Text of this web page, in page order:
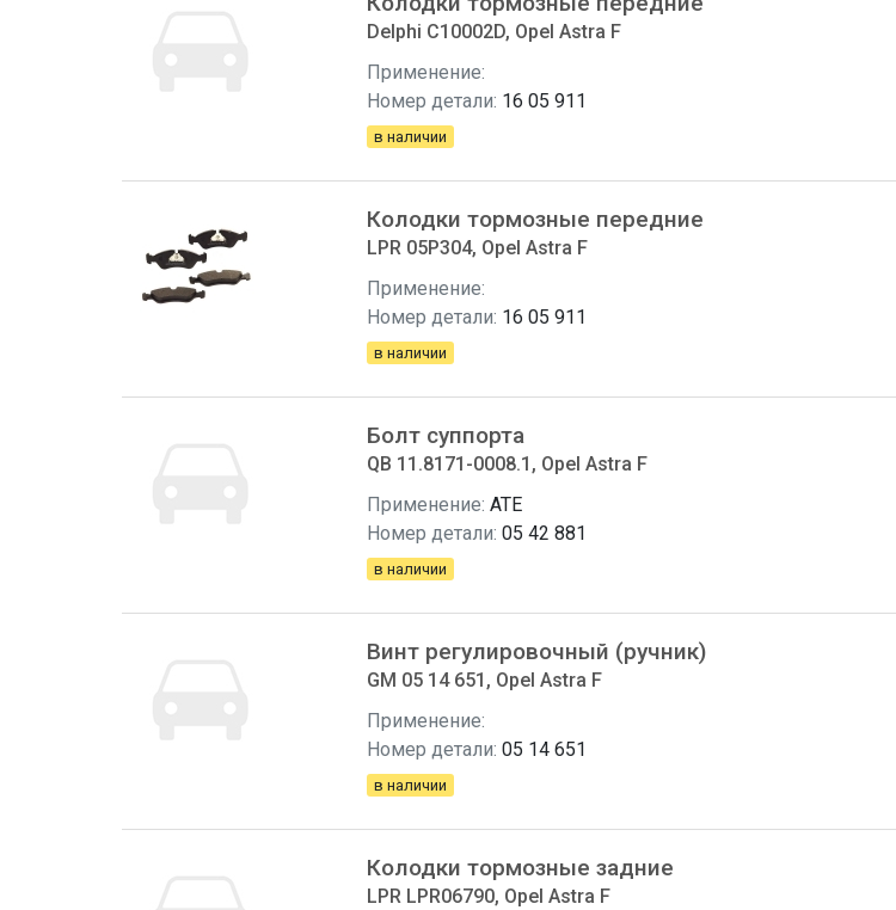
Delphi C10002D, Opel Astra F
Применение:
Номер детали: 16 05 911
в наличии
Колодки тормозные передние
LPR 05P304, Opel Astra F
Применение:
Номер детали: 16 05 911
в наличии
Болт суппорта
QB 11.8171-0008.1, Opel Astra F
Применение: ATE
Номер детали: 05 42 881
в наличии
Винт регулировочный (ручник)
GM 05 14 651, Opel Astra F
Применение:
Номер детали: 05 14 651
в наличии
Колодки тормозные задние
LPR LPR06790, Opel Astra F